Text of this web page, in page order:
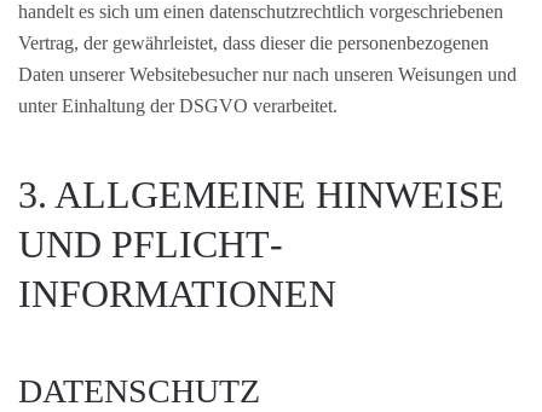
handelt es sich um einen datenschutzrechtlich vorgeschriebenen
Vertrag, der gewährleistet, dass dieser die personenbezogenen
Daten unserer Websitebesucher nur nach unseren Weisungen und
unter Einhaltung der DSGVO verarbeitet.
3. ALLGEMEINE HINWEISE
UND PFLICHT­
INFORMATIONEN
DATENSCHUTZ